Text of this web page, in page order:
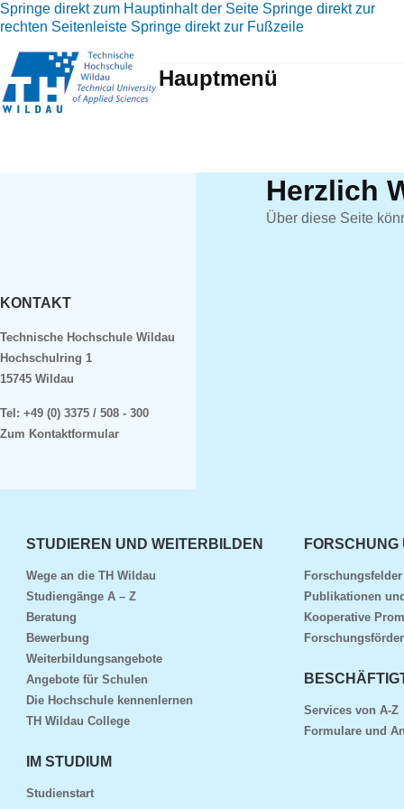
Springe direkt zum Hauptinhalt der Seite Springe direkt zur
rechten Seitenleiste Springe direkt zur Fußzeile
Hauptmenü
Herzlich
Über diese Seite
KONTAKT
Technische Hochschule Wildau
Hochschulring 1
15745 Wildau
Tel: +49 (0) 3375 / 508 - 300
Zum Kontaktformular
STUDIEREN UND WEITERBILDEN
Wege an die TH Wildau
Studiengänge A – Z
Beratung
Bewerbung
Weiterbildungsangebote
Angebote für Schulen
Die Hochschule kennenlernen
TH Wildau College
IM STUDIUM
Studienstart
Publikationen
Kooperative
Services von A-Z
Formulare und